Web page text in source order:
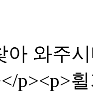
아 와주
p><p>